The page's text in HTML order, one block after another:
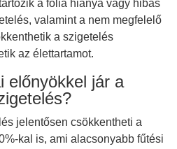
a fólia hiánya vagy hibás
valamint a nem megfelelő
a szigetelés
az élettartamot.
előnyökkel jár a
jelentősen csökkentheti a
kal is, ami alacsonyabb fűtési